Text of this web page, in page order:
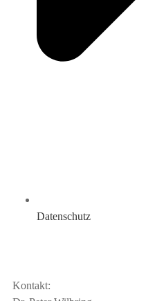
Datenschutz
Kontakt: